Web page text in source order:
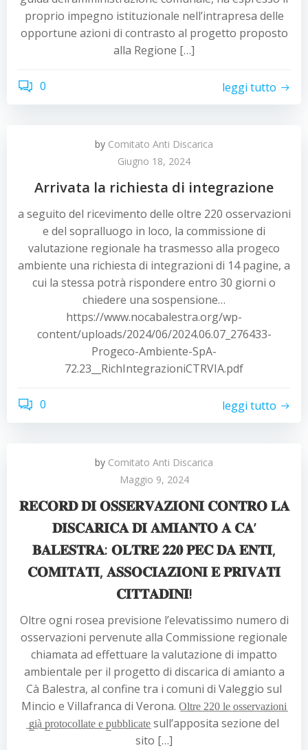
proprio impegno istituzionale nell’intrapresa delle
opportune azioni di contrasto al progetto proposto
alla Regione […]
0 leggi tutto
by Comitato Anti Discarica
Giugno 18, 2024
Arrivata la richiesta di integrazione
a seguito del ricevimento delle oltre 220 osservazioni
e del sopralluogo in loco, la commissione di
valutazione regionale ha trasmesso alla progeco
ambiente una richiesta di integrazioni di 14 pagine, a
cui la stessa potrà rispondere entro 30 giorni o
chiedere una sospensione…
https://www.nocabalestra.org/wp-
content/uploads/2024/06/2024.06.07_276433-
Progeco-Ambiente-SpA-
72.23__RichIntegrazioniCTRVIA.pdf
0 leggi tutto
by Comitato Anti Discarica
Maggio 9, 2024
𝐑𝐄𝐂𝐎𝐑𝐃 𝐃𝐈 𝐎𝐒𝐒𝐄𝐑𝐕𝐀𝐙𝐈𝐎𝐍𝐈 𝐂𝐎𝐍𝐓𝐑𝐎 𝐋𝐀
𝐃𝐈𝐒𝐂𝐀𝐑𝐈𝐂𝐀 𝐃𝐈 𝐀𝐌𝐈𝐀𝐍𝐓𝐎 𝐀 𝐂𝐀’
𝐁𝐀𝐋𝐄𝐒𝐓𝐑𝐀: 𝐎𝐋𝐓𝐑𝐄 𝟐𝟐𝟎 𝐏𝐄𝐂 𝐃𝐀 𝐄𝐍𝐓𝐈,
𝐂𝐎𝐌𝐈𝐓𝐀𝐓𝐈, 𝐀𝐒𝐒𝐎𝐂𝐈𝐀𝐙𝐈𝐎𝐍𝐈 𝐄 𝐏𝐑𝐈𝐕𝐀𝐓𝐈
𝐂𝐈𝐓𝐓𝐀𝐃𝐈𝐍𝐈!
Oltre ogni rosea previsione l’elevatissimo numero di
osservazioni pervenute alla Commissione regionale
chiamata ad effettuare la valutazione di impatto
ambientale per il progetto di discarica di amianto a
Cà Balestra, al confine tra i comuni di Valeggio sul
Mincio e Villafranca di Verona. O̲l̲t̲r̲e̲ ̲2̲2̲0̲ ̲l̲e̲ ̲o̲s̲s̲e̲r̲v̲a̲z̲i̲o̲n̲i̲
̲g̲i̲à̲ ̲p̲r̲o̲t̲o̲c̲o̲l̲l̲a̲t̲e̲ ̲e̲ ̲p̲u̲b̲b̲l̲i̲c̲a̲t̲e̲ sull’apposita sezione del
sito […]